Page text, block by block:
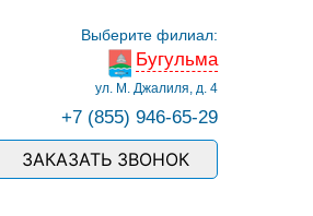
Выберите филиал:
Бугульма
ул. М. Джалиля, д. 4
+7 (855) 946-65-29
ЗАКАЗАТЬ ЗВОНОК